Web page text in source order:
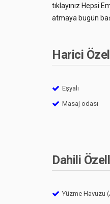
tıklayınız Hepsi
atmaya bugün
Harici
Eşyalı
Masaj odası
Dahili
Yüzme Havuzu